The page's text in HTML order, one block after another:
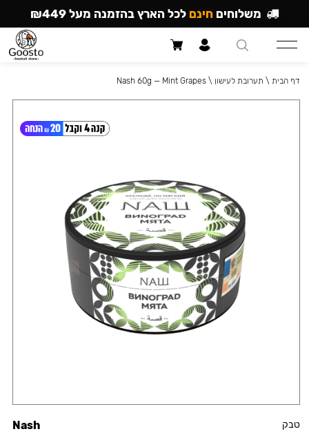
טבק Nash
דף הבית \ תערובת לעישון \
Nash 60g — Mint Grapes
משלוחים חינם לכל הארץ בהזמנה מעל ₪449